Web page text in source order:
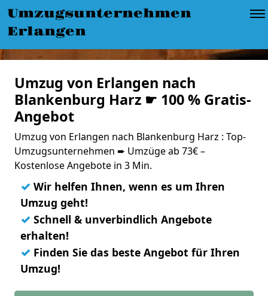
Umzugsunternehmen
Erlangen
Umzug von Erlangen nach
Blankenburg Harz ☛ 100 % Gratis-
Angebot
Umzug von Erlangen nach Blankenburg Harz : Top-
Umzugsunternehmen ➨ Umzüge ab 73€ –
Kostenlose Angebote in 3 Min.
✓ Wir helfen Ihnen, wenn es um Ihren
Umzug geht!
✓ Schnell & unverbindlich Angebote
erhalten!
✓ Finden Sie das beste Angebot für Ihren
Umzug!